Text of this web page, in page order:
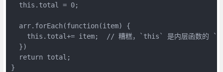
  this.total = 0;
  arr.forEach(function(item) {
this.total+= item;  // 糟糕，`this` 是内层函数的
  })
  return total;
}